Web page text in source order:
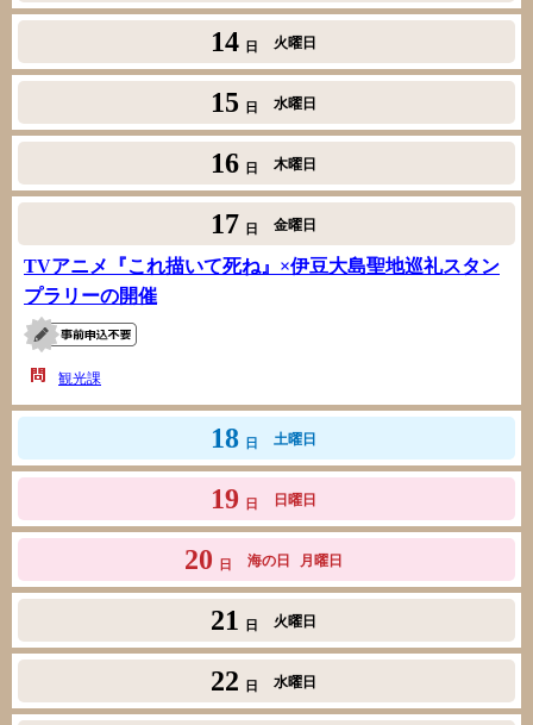
14 日 火曜日
15 日 水曜日
16 日 木曜日
17 日 金曜日
TVアニメ『これ描いて死ね』×伊豆大島聖地巡礼スタン
プラリーの開催
観光課
18 日 土曜日
19 日 日曜日
20 日 海の日 月曜日
21 日 火曜日
22 日 水曜日